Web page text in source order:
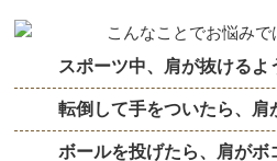
スポーツ中、肩が抜けるよ
転倒して手をついたら、肩
ボールを投げたら、肩が